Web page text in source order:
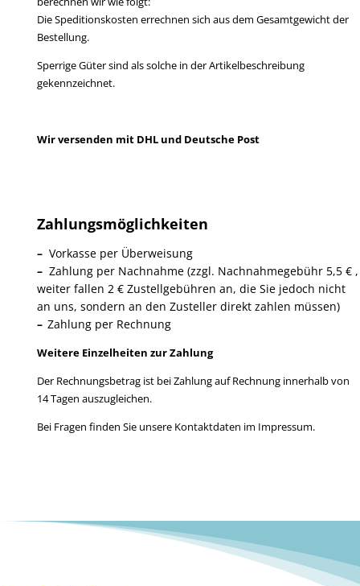
Die Speditionskosten errechnen sich aus dem Gesamtgewicht der
Bestellung.
Sperrige Güter sind als solche in der Artikelbeschreibung
gekennzeichnet.
Wir versenden mit DHL und Deutsche Post
Zahlungsmöglichkeiten
– Vorkasse per Überweisung
– Zahlung per Nachnahme (zzgl. Nachnahmegebühr 5,5 € ,
weiter fallen 2 € Zustellgebühren an, die Sie jedoch nicht
an uns, sondern an den Zusteller direkt zahlen müssen)
– Zahlung per Rechnung
Weitere Einzelheiten zur Zahlung
Der Rechnungsbetrag ist bei Zahlung auf Rechnung innerhalb von
14 Tagen auszugleichen.
Bei Fragen finden Sie unsere Kontaktdaten im Impressum.